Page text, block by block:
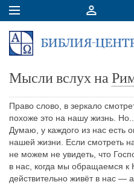
Мысли вслух на
Право слово, в зеркало
похоже это на нашу жизнь.
Думаю, у каждого из нас есть
нашей жизни. Если смотреть
не можем не увидеть, что
в нас, когда мы обращаемся к
действительно живёт в нас —